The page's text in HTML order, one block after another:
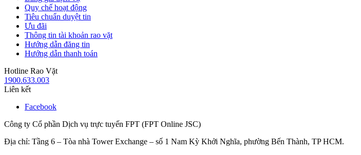
Quy chế hoạt động
Tiêu chuẩn duyệt tin
Ưu đãi
Thông tin tài khoản rao vặt
Hướng dẫn đăng tin
Hướng dẫn thanh toán
Hotline Rao Vặt
1900.633.003
Liên kết
Facebook
Công ty Cổ phần Dịch vụ trực tuyến FPT (FPT Online JSC)
Địa chỉ: Tầng 6 – Tòa nhà Tower Exchange – số 1 Nam Kỳ Khởi Nghĩa, phường Bến Thành, TP HCM.